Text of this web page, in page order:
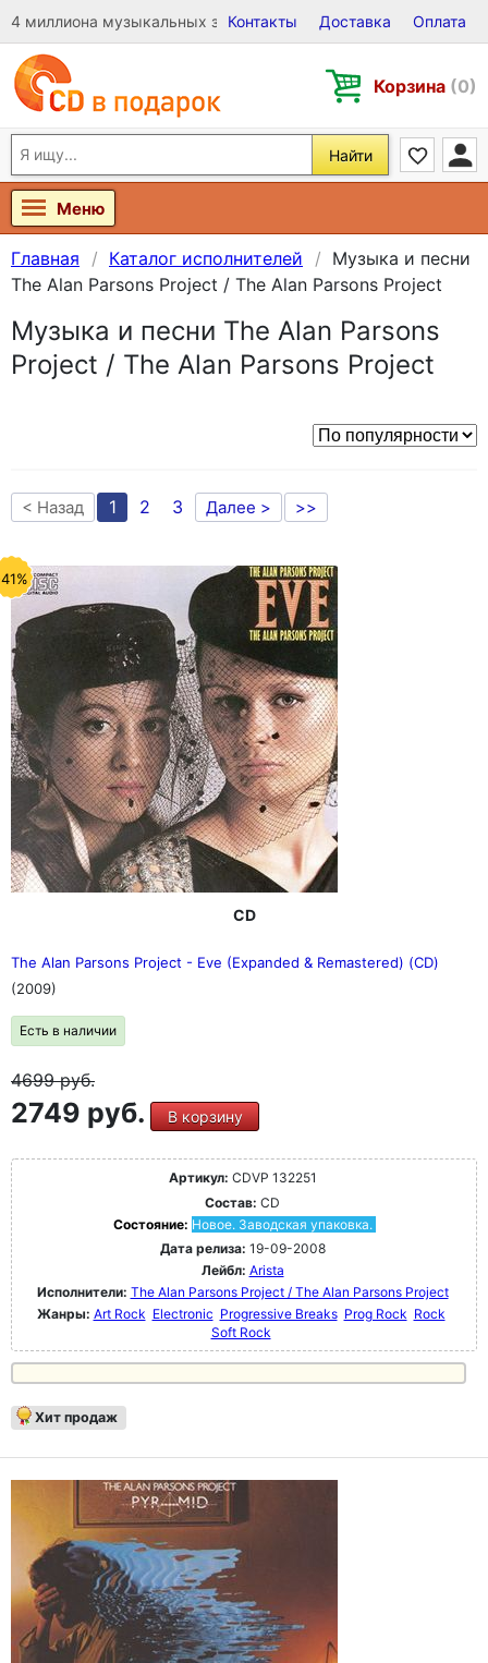
4 миллиона музыкальных записей на Виниле, CD и DVD
Контакты Доставка Оплата
Корзина (0)
Найти
Меню
Главная Каталог исполнителей
Музыка и песни
The Alan Parsons Project / The Alan Parsons Project
Музыка и песни The Alan Parsons
Project / The Alan Parsons Project
< Назад 1 2 3 Далее > >>
CD
The Alan Parsons Project - Eve (Expanded & Remastered) (CD)
(2009)
Есть в наличии
4699руб.
2749 руб. В корзину
Артикул: CDVP 132251
Состав: CD
Состояние: Новое. Заводская упаковка.
Дата релиза: 19-09-2008
Лейбл: Arista
Исполнители: The Alan Parsons Project / The Alan Parsons Project
Жанры: Art Rock Electronic Progressive Breaks Prog Rock Rock
Soft Rock
Хит продаж